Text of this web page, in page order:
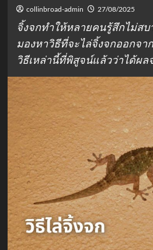
collinbroad-admin 27/08/2025
จิ้งจกทำให้หลายคนรู้สึกไม่ส
มองหาวิธีที่จะไล่จิ้งจกออกจา
วิธีเหล่านี้ที่พิสูจน์แล้วว่าได้ผล